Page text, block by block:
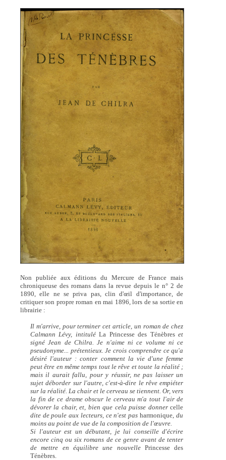
Non publiée aux éditions du Mercure de France mais
chroniqueuse des romans dans la revue depuis le n° 2 de
1890, elle ne se priva pas, clin d'œil d'importance, de
critiquer son propre roman en mai 1896, lors de sa sortie en
librairie :
Il m'arrive, pour terminer cet article, un roman de chez
Calmann Lévy, intituléLa Princesse des Ténèbreset
signé Jean de Chilra. Je n'aime ni ce volume ni ce
pseudonyme... prétentieux. Je crois comprendre ce qu'a
désiré l'auteur : conter comment la vie d'une femme
peut être en même temps tout le rêve et toute la réalité ;
mais il aurait fallu, pour y réussir, ne pas laisser un
sujet déborder sur l'autre, c'est-à-dire le rêve empiéter
sur la réalité. La chair et le cerveau se tiennent. Or, vers
la fin de ce drame obscur le cerveau m'a tout l'air de
dévorer la chair, et, bien que cela puisse donnercelle
dite de poule aux lecteurs, ce n'est pas harmonique, du
moins au point de vue de la composition de l'œuvre.
Si l'auteur est un débutant, je lui conseille d'écrire
encore cinq ou six romans de ce genre avant de tenter
de mettre en équilibre une nouvelle Princesse des
Ténèbres.